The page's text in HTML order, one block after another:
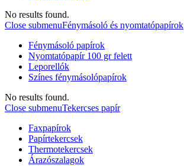
No results found.
Close submenuFénymásoló és nyomtatópapírok
Fénymásoló papírok
Nyomtatópapír 100 gr felett
Leporellók
Színes fénymásolópapírok
No results found.
Close submenuTekercses papír
Faxpapírok
Papírtekercsek
Thermotekercsek
Árazószalagok